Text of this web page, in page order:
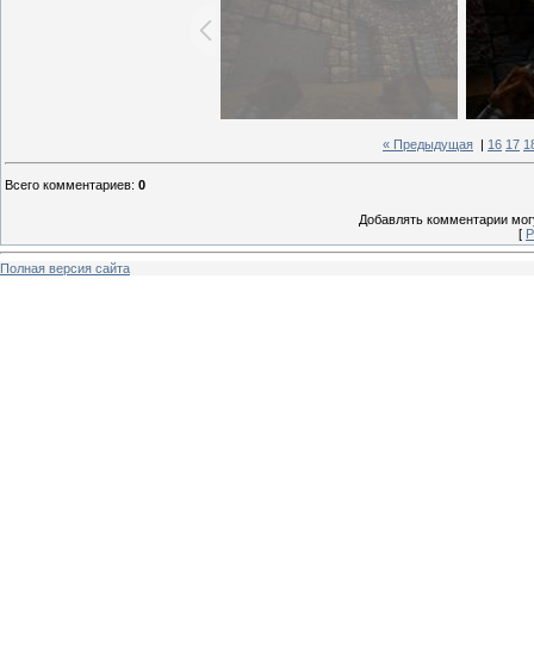
« Предыдущая 16 17
Всего комментариев: 0
Добавлять комментарии
[
Полная версия сайта